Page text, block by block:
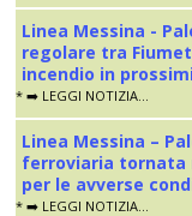
Linea Messina -
regolare tra
incendio in
* ➡️ LEGGI NOTIZIA...
Linea Messina –
ferroviaria tornata
per le avverse
* ➡️ LEGGI NOTIZIA...